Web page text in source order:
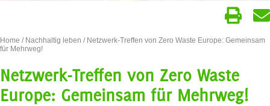
Home / Nachhaltig leben / Netzwerk-Treffen von Zero Waste Europe: Gemeinsam
für Mehrweg!
Netzwerk-Treffen von Zero Waste
Europe: Gemeinsam für Mehrweg!